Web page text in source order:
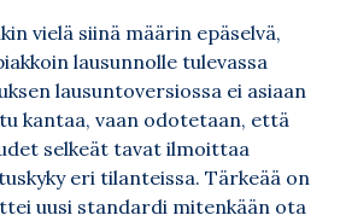
vielä siinä määrin epäselvä,
lausunnolle tulevassa
lausuntoversiossa ei asiaan
kantaa, vaan odotetaan, että
selkeät tavat ilmoittaa
eri tilanteissa. Tärkeää on
uusi standardi mitenkään ota